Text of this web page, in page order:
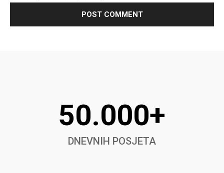
50.000+
DNEVNIH POSJETA